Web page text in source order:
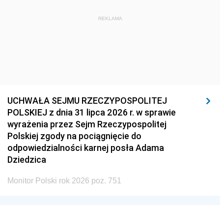
REKLAMA
UCHWAŁA SEJMU RZECZYPOSPOLITEJ
POLSKIEJ z dnia 31 lipca 2026 r. w sprawie
wyrażenia przez Sejm Rzeczypospolitej
Polskiej zgody na pociągnięcie do
odpowiedzialności karnej posła Adama
Dziedzica
Monitor Polski rok 2026 poz. 751